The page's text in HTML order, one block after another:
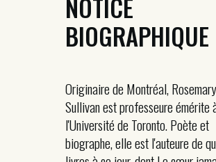
BIOGRAPHIQUE
Originaire de Montréal, Rosemary
Sullivan est professeure émérite
l'Université de Toronto. Poète et
biographe, elle est l'auteure de